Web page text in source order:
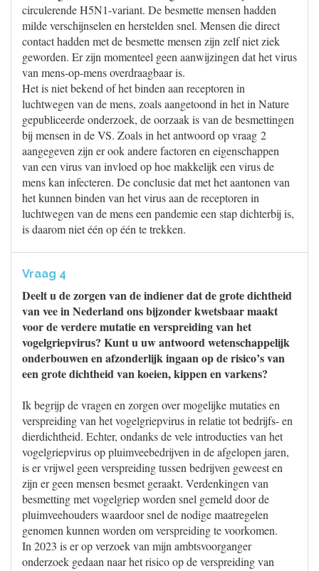
circulerende H5N1-variant. De besmette mensen hadden
milde verschijnselen en herstelden snel. Mensen die direct
contact hadden met de besmette mensen zijn zelf niet ziek
geworden. Er zijn momenteel geen aanwijzingen dat het virus
van mens-op-mens overdraagbaar is.
Het is niet bekend of het binden aan receptoren in
luchtwegen van de mens, zoals aangetoond in het in Nature
gepubliceerde onderzoek, de oorzaak is van de besmettingen
bij mensen in de VS. Zoals in het antwoord op vraag 2
aangegeven zijn er ook andere factoren en eigenschappen
van een virus van invloed op hoe makkelijk een virus de
mens kan infecteren. De conclusie dat met het aantonen van
het kunnen binden van het virus aan de receptoren in
luchtwegen van de mens een pandemie een stap dichterbij is,
is daarom niet één op één te trekken.
Vraag 4
Deelt u de zorgen van de indiener dat de grote dichtheid
van vee in Nederland ons bijzonder kwetsbaar maakt
voor de verdere mutatie en verspreiding van het
vogelgriepvirus? Kunt u uw antwoord wetenschappelijk
onderbouwen en afzonderlijk ingaan op de risico’s van
een grote dichtheid van koeien, kippen en varkens?
Ik begrijp de vragen en zorgen over mogelijke mutaties en
verspreiding van het vogelgriepvirus in relatie tot bedrijfs- en
dierdichtheid. Echter, ondanks de vele introducties van het
vogelgriepvirus op pluimveebedrijven in de afgelopen jaren,
is er vrijwel geen verspreiding tussen bedrijven geweest en
zijn er geen mensen besmet geraakt. Verdenkingen van
besmetting met vogelgriep worden snel gemeld door de
pluimveehouders waardoor snel de nodige maatregelen
genomen kunnen worden om verspreiding te voorkomen.
In 2023 is er op verzoek van mijn ambtsvoorganger
onderzoek gedaan naar het risico op de verspreiding van